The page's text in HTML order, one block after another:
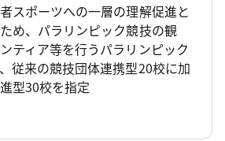
スポーツへの一層の理解促進と
め、パラリンピック競技の観
ティア等を行うパラリンピック
従来の競技団体連携型20校に加
型30校を指定